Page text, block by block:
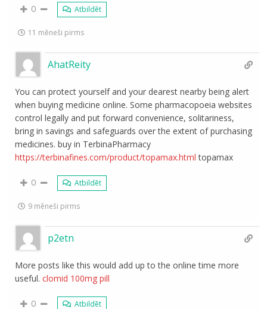
0 Atbildēt
11 mēneši pirms
AhatReity
You can protect yourself and your dearest nearby being alert
when buying medicine online. Some pharmacopoeia websites
control legally and put forward convenience, solitariness,
bring in savings and safeguards over the extent of purchasing
medicines. buy in TerbinaPharmacy
https://terbinafines.com/product/topamax.html topamax
0 Atbildēt
9 mēneši pirms
p2etn
More posts like this would add up to the online time more
useful.clomid 100mg pill
0 Atbildēt